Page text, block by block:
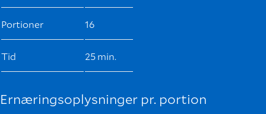
Portioner 16
Tid 25 min.
Ernæringsoplysninger pr. portion